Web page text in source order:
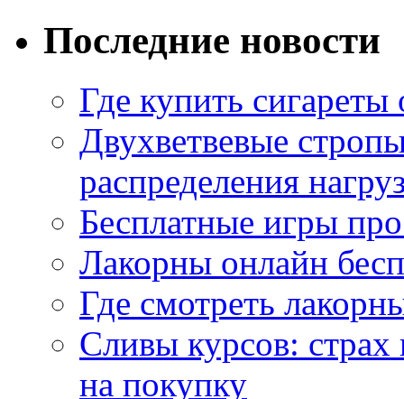
Последние новости
Где купить
Двухветвевые
распределения
Бесплатные игры
Лакорны онлайн
Где смотреть
Сливы курсов:
на покупку